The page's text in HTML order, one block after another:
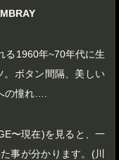
る1960年~70年代に生
。ボタン間隔、美しい
の憧れ….
〜現在)を見ると、一
事が分かります。(川